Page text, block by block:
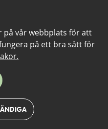
på vår webbplats för att
på ett bra sätt för